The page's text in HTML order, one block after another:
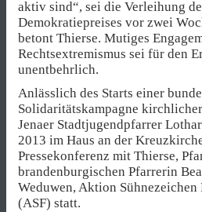
aktiv sind“, sei die Verleihung
Demokratiepreises vor zwei
betont Thierse. Mutiges
Rechtsextremismus sei für den
unentbehrlich.
Anlässlich des Starts einer
Solidaritätskampagne
Jenaer Stadtjugendpfarrer
2013 im Haus an der
Pressekonferenz mit Thierse,
brandenburgischen Pfarrerin
Weduwen, Aktion Sühnezeichen
(ASF) statt.